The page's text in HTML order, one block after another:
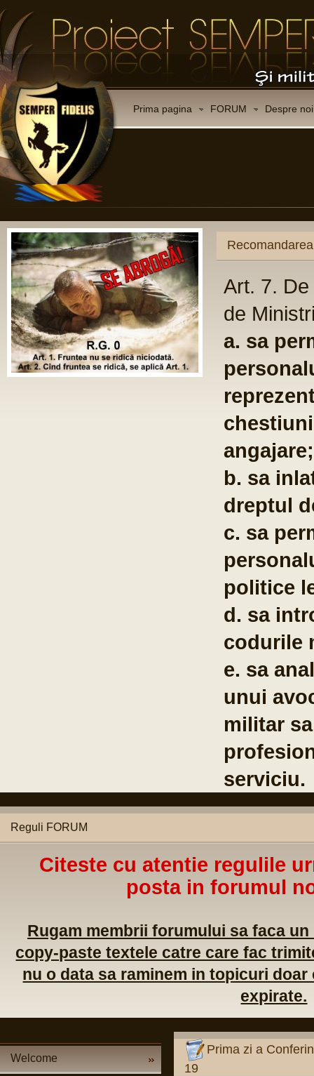
Prima pagina FORUM Despre noi
Art. 7.
de
a. sa
angajare;
b. sa
dreptul
c. sa
politice
d. sa
codurile
e. sa
unui
militar
serviciu.
Reguli FORUM
Citeste cu atentie regulile
posta in forumul
Rugam membrii forumului sa faca
copy-paste textele catre care fac
nu o data sa raminem in topicuri
expirate.
Welcome
Prima zi a
19